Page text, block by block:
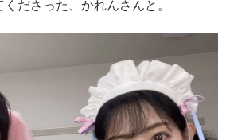
ださった、かれんさんと。